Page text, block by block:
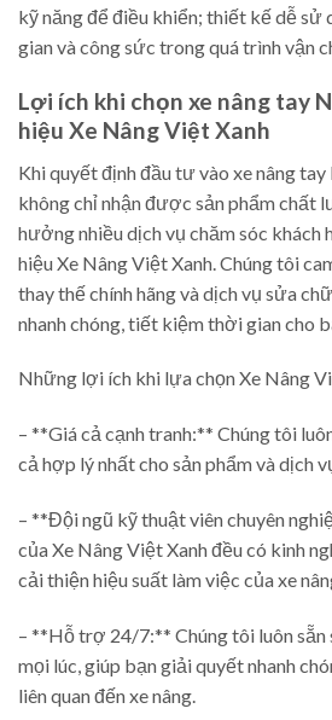
kỹ năng để điều khiển; thiết kế dễ sử
gian và công sức trong quá trình vận
Lợi ích khi chọn xe nâng
hiệu Xe Nâng Việt Xanh
Khi quyết định đầu tư vào xe nâng
không chỉ nhận được sản phẩm chất
hưởng nhiều dịch vụ chăm sóc
hiệu Xe Nâng Việt Xanh. Chúng tôi
thay thế chính hãng và dịch vụ sửa
nhanh chóng, tiết kiệm thời gian cho
Những lợi ích khi lựa chọn Xe Nâng
– **Giá cả cạnh tranh:** Chúng tôi
cả hợp lý nhất cho sản phẩm và dịch
– **Đội ngũ kỹ thuật viên chuyên
của Xe Nâng Việt Xanh đều có kinh
cải thiện hiệu suất làm việc của xe
– **Hỗ trợ 24/7:** Chúng tôi luôn sẵn
mọi lúc, giúp bạn giải quyết nhanh
liên quan đến xe nâng.